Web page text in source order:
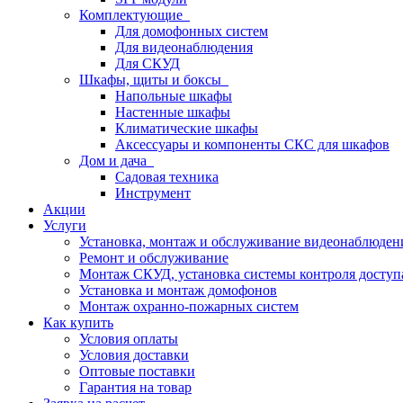
Комплектующие
Для домофонных систем
Для видеонаблюдения
Для СКУД
Шкафы, щиты и боксы
Напольные шкафы
Настенные шкафы
Климатические шкафы
Аксессуары и компоненты СКС для шкафов
Дом и дача
Садовая техника
Инструмент
Акции
Услуги
Установка, монтаж и обслуживание
Ремонт и обслуживание
Монтаж СКУД, установка системы контроля
Установка и монтаж домофонов
Монтаж охранно-пожарных систем
Как купить
Условия оплаты
Условия доставки
Оптовые поставки
Гарантия на товар